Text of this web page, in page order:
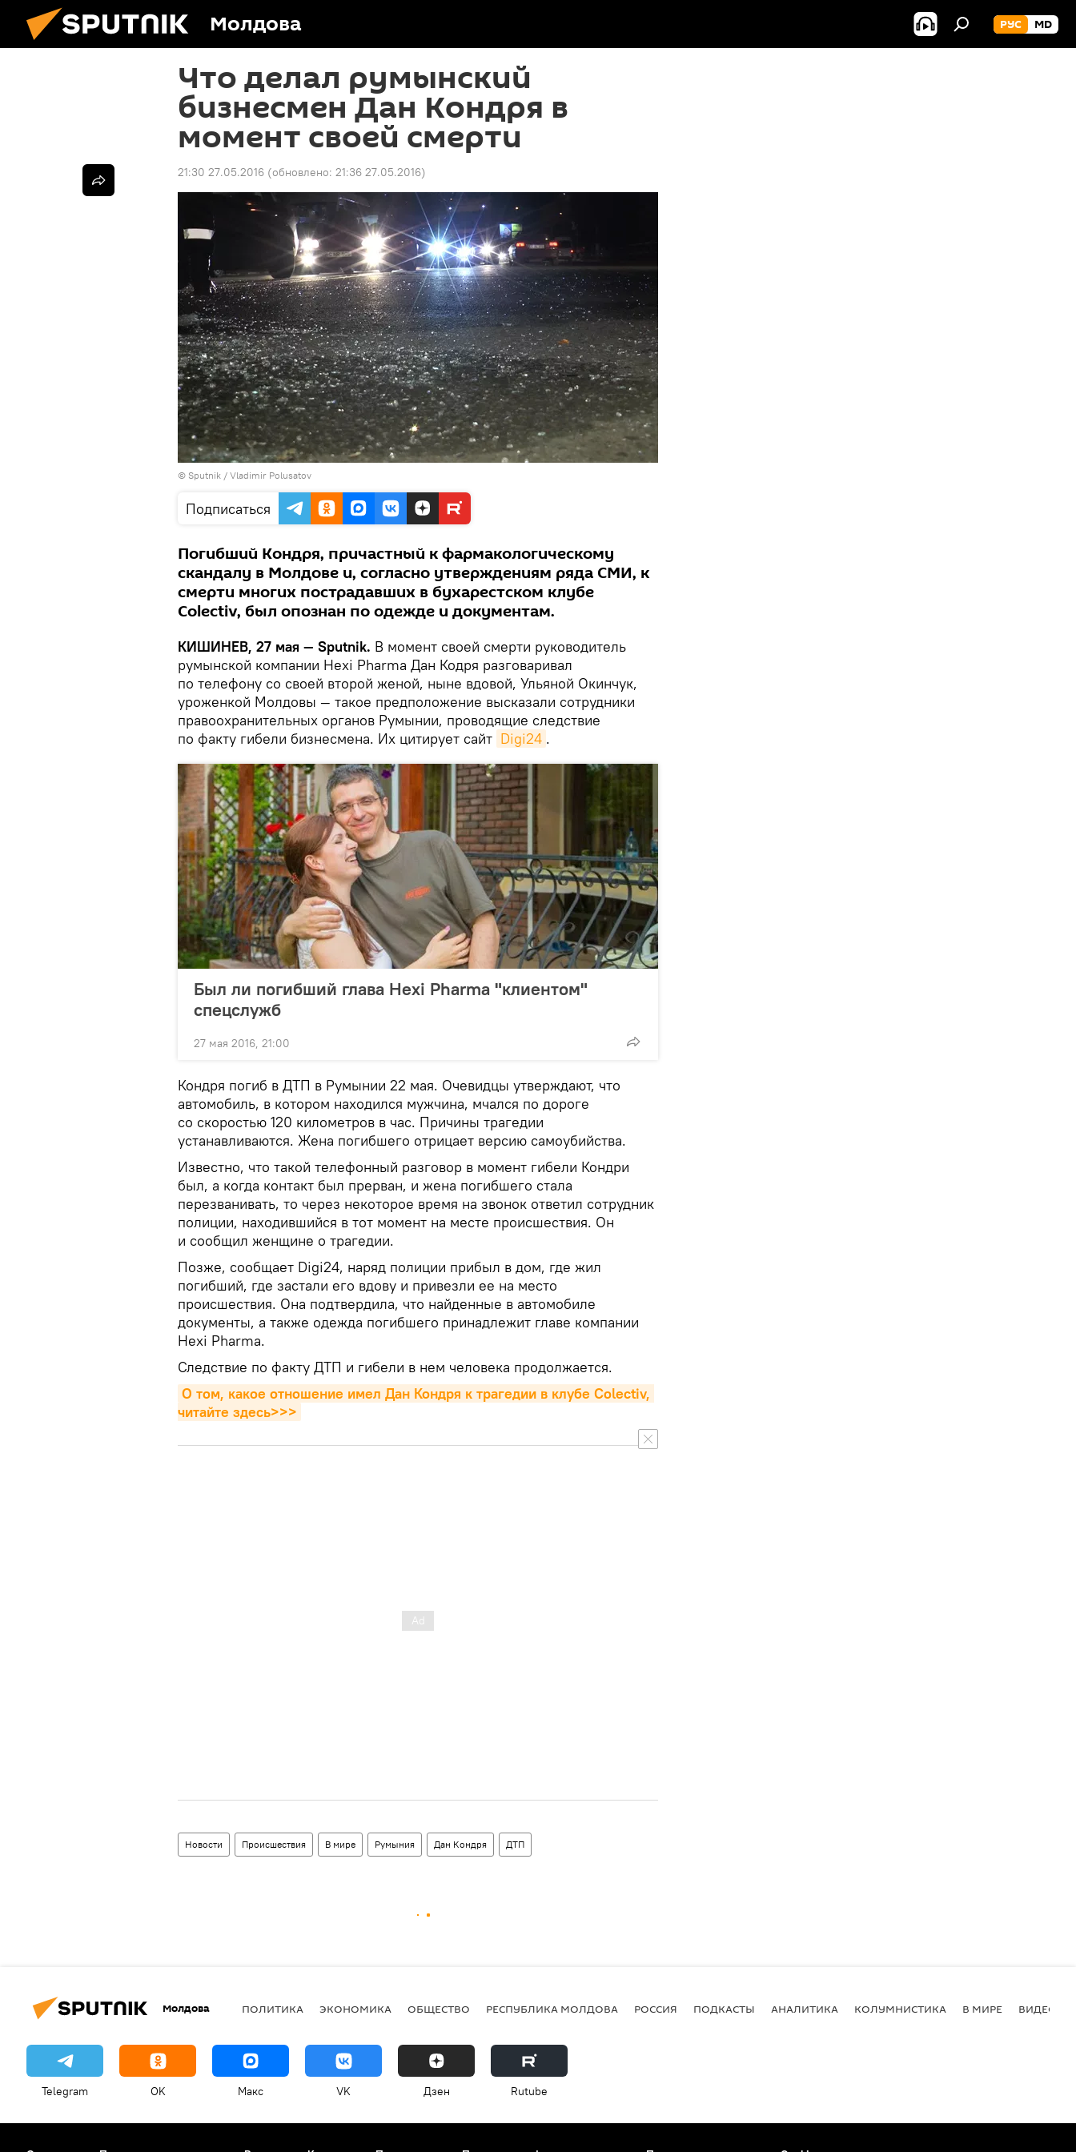
Молдова РУС MD
Что делал румынский
бизнесмен Дан Кондря в
момент своей смерти
21:30 27.05.2016 (обновлено: 21:36 27.05.2016)
© Sputnik / Vladimir Polusatov
Подписаться
Погибший Кондря, причастный к фармакологическому
скандалу в Молдове и, согласно утверждениям ряда СМИ, к
смерти многих пострадавших в бухарестском клубе
Colectiv, был опознан по одежде и документам.
КИШИНЕВ, 27 мая — Sputnik. В момент своей смерти руководитель
румынской компании Hexi Pharma Дан Кодря разговаривал
по телефону со своей второй женой, ныне вдовой, Ульяной Окинчук,
уроженкой Молдовы — такое предположение высказали сотрудники
правоохранительных органов Румынии, проводящие следствие
по факту гибели бизнесмена. Их цитирует сайт Digi24 .
Был ли погибший глава Hexi Pharma "клиентом"
спецслужб
27 мая 2016, 21:00
Кондря погиб в ДТП в Румынии 22 мая. Очевидцы утверждают, что
автомобиль, в котором находился мужчина, мчался по дороге
со скоростью 120 километров в час. Причины трагедии
устанавливаются. Жена погибшего отрицает версию самоубийства.
Известно, что такой телефонный разговор в момент гибели Кондри
был, а когда контакт был прерван, и жена погибшего стала
перезванивать, то через некоторое время на звонок ответил сотрудник
полиции, находившийся в тот момент на месте происшествия. Он
и сообщил женщине о трагедии.
Позже, сообщает Digi24, наряд полиции прибыл в дом, где жил
погибший, где застали его вдову и привезли ее на место
происшествия. Она подтвердила, что найденные в автомобиле
документы, а также одежда погибшего принадлежит главе компании
Hexi Pharma.
Следствие по факту ДТП и гибели в нем человека продолжается.
О том, какое отношение имел Дан Кондря к трагедии в клубе Colectiv,
читайте здесь>>>
Новости Происшествия В мире Румыния Дан Кондря ДТП
Молдова ПОЛИТИКА ЭКОНОМИКА ОБЩЕСТВО РЕСПУБЛИКА МОЛДОВА РОССИЯ ПОДКАСТЫ АНАЛИТИКА КОЛУМНИСТИКА В МИРЕ ВИДЕО
Telegram OK Макс VK Дзен Rutube